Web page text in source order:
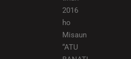
2016
ho
Misaun
“ATU